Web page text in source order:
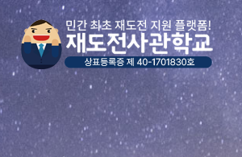
본문 바로가기